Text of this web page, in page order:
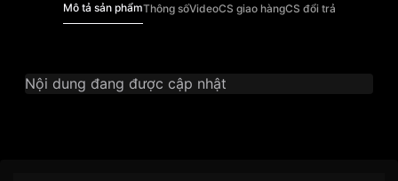
Mô tả sản phẩmThông sốVideoCS giao hàngCS đổi trả
Nội dung đang được cập nhật